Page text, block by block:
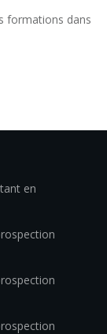
formations dans
en